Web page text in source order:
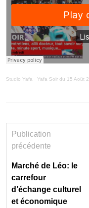
Studio Yafa · Yafa Soir du 15 Août
Publication
précédente
Marché de Léo: le
carrefour
d’échange culturel
et économique